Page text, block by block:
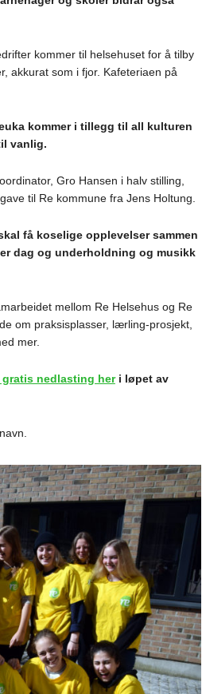
kommer til helsehuset for å tilby
akkurat som i fjor. Kafeteriaen på
kommer i tillegg til all kulturen
vanlig.
Gro Hansen i halv stilling,
til Re kommune fra Jens Holtung.
få koselige opplevelser sammen
dag og underholdning og musikk
mellom Re Helsehus og Re
om praksisplasser, lærling-prosjekt,
mer.
gratis nedlasting heri løpet av